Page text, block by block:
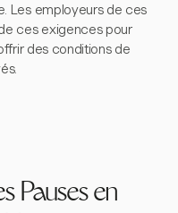
Les employeurs de ces
ces exigences pour
des conditions de
Pauses en